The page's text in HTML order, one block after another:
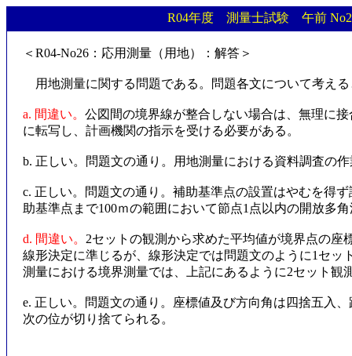
R04年度 測量士試験 午前
＜R04-No26：応用測量（用地）：解答＞
用地測量に関する問題である。問題各文について考え
a. 間違い。 公図間の境界線が整合しない場合は、無理に
に転写し、計画機関の指示を受ける必要がある。
b. 正しい。問題文の通り。用地測量における資料調査の
c. 正しい。問題文の通り。補助基準点の設置はやむを得
助基準点まで100ｍの範囲において節点1点以内の開放多
d. 間違い。 2セットの観測から求めた平均値が境界点の
線形決定に準じるが、線形決定では問題文のように1セッ
測量における境界測量では、上記にあるように2セット観
e. 正しい。問題文の通り。座標値及び方向角は四捨五入
次の位が切り捨てられる。